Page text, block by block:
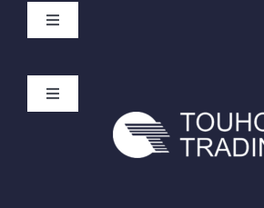
Toggle
Toggle
Navigation
プライバシーポリシー